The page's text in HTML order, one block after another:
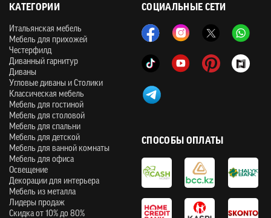
СОЦИАЛЬНЫЕ СЕТИ
КАТЕГОРИИ
Итальянская мебель
Мебель для прихожей
Честерфилд
Диванный гарнитур
Диваны
Угловые диваны и Столики
Классическая мебель
Мебель для гостиной
Мебель для столовой
Мебель для спальни
Мебель для детской
Мебель для ванной комнаты
Мебель для офиса
Освещение
Декорации для интерьера
Мебель из металла
Лидеры продаж
Скидка от 10% до 80%
СПОСОБЫ ОПЛАТЫ